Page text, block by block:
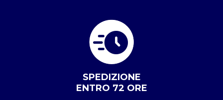
SPEDIZIONE
ENTRO 72 ORE